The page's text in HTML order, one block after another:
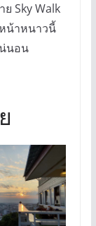
Sky Walk
น้าหนาวนี้
นอน